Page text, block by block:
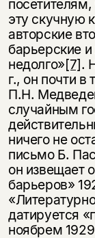
эту скучную
авторские
барьерские
недолго»[7].
г., он почти
П.Н.
случайным
ничего не
письмо Б.
он извещает
барьеров»
датируется
ноябрем